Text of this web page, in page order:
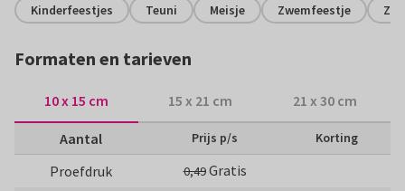
Kinderfeestjes Teuni Meisje Zwemfeestje
Formaten en tarieven
10 x 15 cm 15 x 21 cm 21 x 30 cm
Aantal Prijs p/s Korting
Proefdruk 0,49Gratis